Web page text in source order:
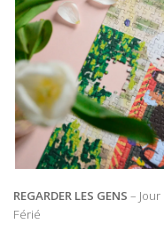
REGARDER LES GENS –
Férié